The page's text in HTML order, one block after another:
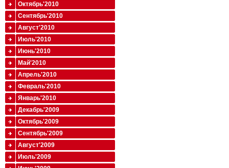
Октябрь'2010
Сентябрь'2010
Август'2010
Июль'2010
Июнь'2010
Май'2010
Апрель'2010
Февраль'2010
Январь'2010
Декабрь'2009
Октябрь'2009
Сентябрь'2009
Август'2009
Июль'2009